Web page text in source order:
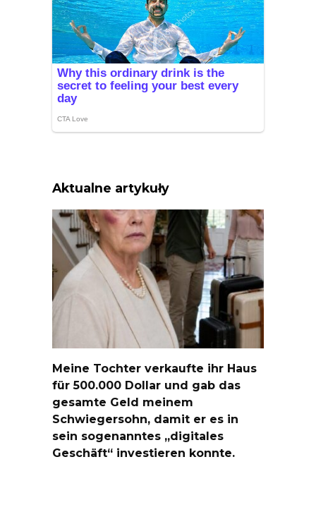
Aktualne artykuły
Meine Tochter verkaufte ihr Haus
für 500.000 Dollar und gab das
gesamte Geld meinem
Schwiegersohn, damit er es in
sein sogenanntes „digitales
Geschäft“ investieren konnte.